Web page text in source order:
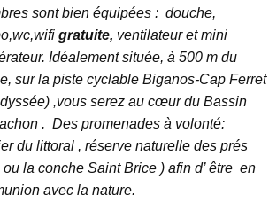
sont bien équipées : douche,
gratuite, ventilateur et mini
Idéalement située, à 500 m du
sur la piste cyclable Biganos-Cap Ferret
,vous serez au cœur du Bassin
. Des promenades à volonté:
du littoral , réserve naturelle des prés
la conche Saint Brice ) afin d’ être en
avec la nature.